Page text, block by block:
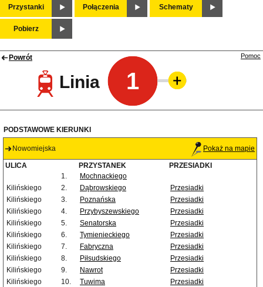
Przystanki Połączenia Schematy
Pobierz
Powrót
Linia 1
Pomoc
PODSTAWOWE KIERUNKI
Nowomiejska Pokaż na mapie
ULICA PRZYSTANEK
PRZESIADKI
1.
Mochnackiego
Kilińskiego
2. Dąbrowskiego
Przesiadki
Kilińskiego
3. Poznańska
Przesiadki
Kilińskiego
4. Przybyszewskiego
Przesiadki
Kilińskiego
5. Senatorska
Przesiadki
Kilińskiego
6. Tymienieckiego
Przesiadki
Kilińskiego
7. Fabryczna
Przesiadki
Kilińskiego
8. Piłsudskiego
Przesiadki
Kilińskiego
9. Nawrot
Przesiadki
Kilińskiego
10. Tuwima
Przesiadki